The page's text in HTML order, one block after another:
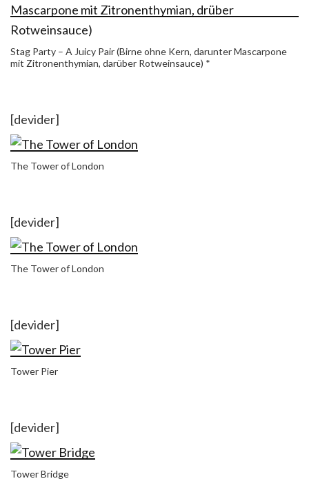
Stag Party – A Juicy Pair (Birne ohne Kern, darunter Mascarpone
mit Zitronenthymian, darüber Rotweinsauce) *
[devider]
The Tower of London
[devider]
The Tower of London
[devider]
Tower Pier
[devider]
Tower Bridge